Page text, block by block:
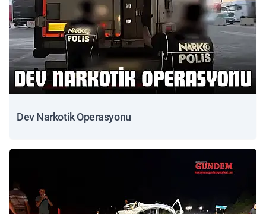
Dev Narkotik Operasyonu